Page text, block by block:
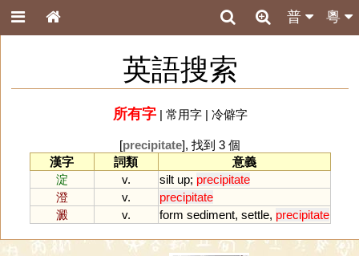
粵
普
英語搜索
所有字| 常用字| 冷僻字
[precipitate], 找到 3 個
漢字
詞類
意義
淀
v. silt up; precipitate
澄
v.
precipitate
澱
v. form sediment, settle, precipitate